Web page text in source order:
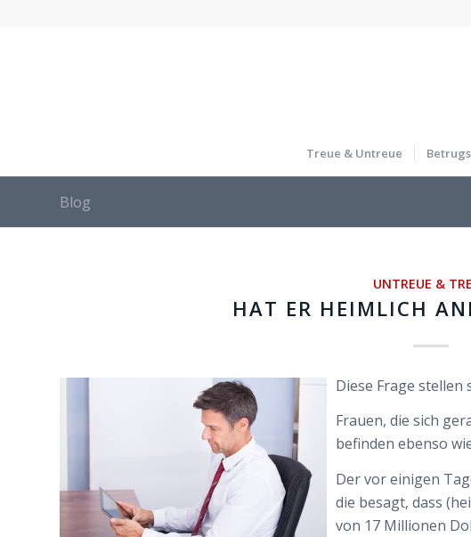
Treue & Untreue
Blog
UNTREUE &
HAT ER HEIMLICH
Diese Frage stellen
Frauen, die sich
befinden ebenso
Der vor einigen
die besagt, dass
von 17 Millionen